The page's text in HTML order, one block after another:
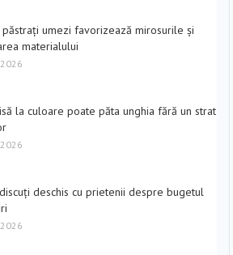
umezi favorizează mirosurile și
materialului
la culoare poate păta unghia fără un strat
deschis cu prietenii despre bugetul